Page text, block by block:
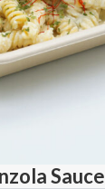
Sauce